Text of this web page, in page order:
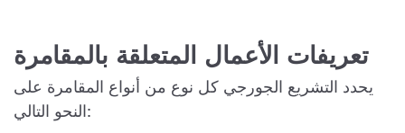
تعريفات الأعمال المتعلقة بالمقامرة
يحدد التشريع الجورجي كل نوع من أنواع المقامرة على
النحو التالي: